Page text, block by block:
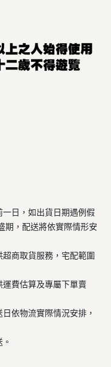
日，如出貨日期遇例假
期，配送將依實際情形安
商取貨服務，宅配範圍
費估算及專屬下單賣
依物流實際情況安排，